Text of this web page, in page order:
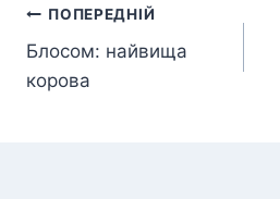
Навігація
записів
ПОПЕРЕДНІЙ
Блосом: найвища
корова